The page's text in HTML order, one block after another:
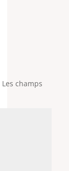
Les champs